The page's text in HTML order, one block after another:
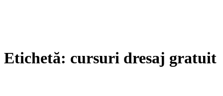
Etichetă: cursuri dresaj gratuit